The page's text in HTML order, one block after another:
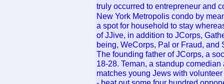
truly occurred to entrepreneur and
New York Metropolis condo by
a spot for household to stay
of JJive, in addition to JCorps,
being, WeCorps, Pal or Fraud, and
The founding father of JCorps, a
18-28. Teman, a standup
matches young Jews with